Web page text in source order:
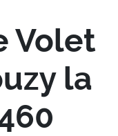
Volet
la